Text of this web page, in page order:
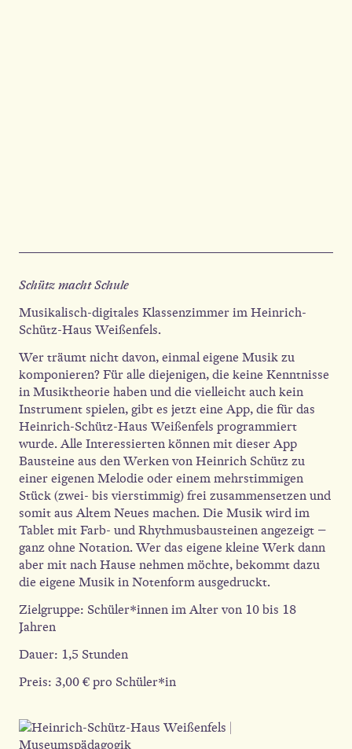
Schütz macht Schule
Musikalisch-digitales Klassenzimmer im Heinrich-
Schütz-Haus Weißenfels.
Wer träumt nicht davon, einmal eigene Musik zu
komponieren? Für alle diejenigen, die keine Kenntnisse
in Musiktheorie haben und die vielleicht auch kein
Instrument spielen, gibt es jetzt eine App, die für das
Heinrich-Schütz-Haus Weißenfels programmiert
wurde. Alle Interessierten können mit dieser App
Bausteine aus den Werken von Heinrich Schütz zu
einer eigenen Melodie oder einem mehrstimmigen
Stück (zwei- bis vierstimmig) frei zusammensetzen und
somit aus Altem Neues machen. Die Musik wird im
Tablet mit Farb- und Rhythmusbausteinen angezeigt –
ganz ohne Notation. Wer das eigene kleine Werk dann
aber mit nach Hause nehmen möchte, bekommt dazu
die eigene Musik in Notenform ausgedruckt.
Zielgruppe: Schüler*innen im Alter von 10 bis 18
Jahren
Dauer: 1,5 Stunden
Preis: 3,00 € pro Schüler*in